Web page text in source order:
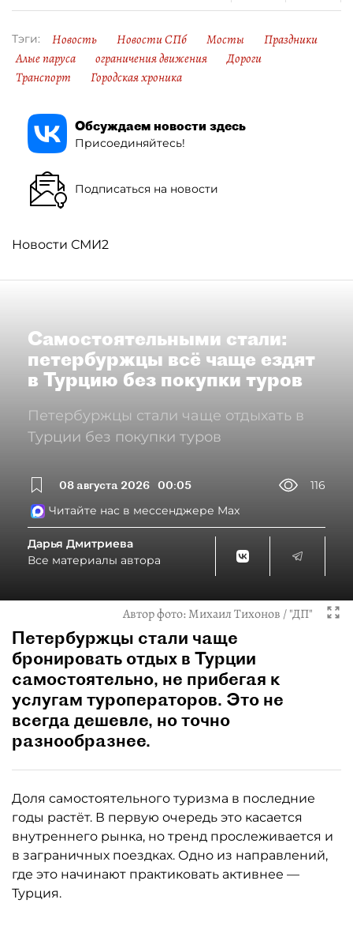
Тэги: Новость Новости СПб Мосты
Праздники
Алые паруса
ограничения движения
Дороги
Транспорт
Городская хроника
Обсуждаем новости здесь
Присоединяйтесь!
Подписаться на новости
Новости СМИ2
Самостоятельными стали:
петербуржцы всё чаще ездят
в Турцию без покупки туров
Петербуржцы стали чаще отдыхать в
Турции без покупки туров
08 августа 2026 00:05
116
Читайте нас в мессенджере Max
Дарья Дмитриева
Все материалы автора
Автор фото:Михаил Тихонов / "ДП"
Петербуржцы стали чаще
бронировать отдых в Турции
самостоятельно, не прибегая к
услугам туроператоров. Это не
всегда дешевле, но точно
разнообразнее.
Доля самостоятельного туризма в последние
годы растёт. В первую очередь это касается
внутреннего рынка, но тренд прослеживается и
в заграничных поездках. Одно из направлений,
где это начинают практиковать активнее —
Турция.